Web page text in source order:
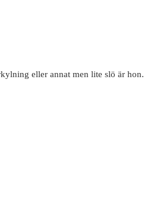
eller annat men lite slö är hon.